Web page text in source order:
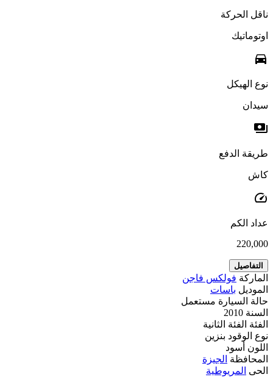
ناقل الحركة
اوتوماتيك
directions_car
نوع الهيكل
سيدان
payments
طريقة الدفع
كاش
speed
عداد الكم
220,000
التفاصيل
الماركة فولكس فاجن
الموديل باسات
حالة السيارة مستعمل
السنة 2010
الفئة الفئة الثانية
نوع الوقود بنزين
اللون أسود
المحافظة الجيزة
الحى المريوطية